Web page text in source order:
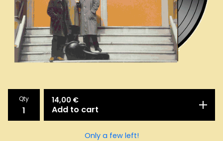
Qty 14,00 €
Add to cart
Only a few left!